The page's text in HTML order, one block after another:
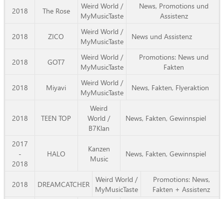
2018 The Rose
Weird World /
MyMusicTaste
News, Promotions und
Assistenz
2018 ZICO
Weird World /
MyMusicTaste
News und Assistenz
2018 GOT7
Weird World /
MyMusicTaste
Promotions: News und
Fakten
2018 Miyavi
Weird World /
MyMusicTaste
News, Fakten, Flyeraktion
2018 TEEN TOP
Weird
World /
B7Klan
News, Fakten, Gewinnspiel
2017
-
2018
HALO
Kanzen
Music
News, Fakten, Gewinnspiel
2018 DREAMCATCHER Weird World /
MyMusicTaste
Promotions: News,
Fakten + Assistenz